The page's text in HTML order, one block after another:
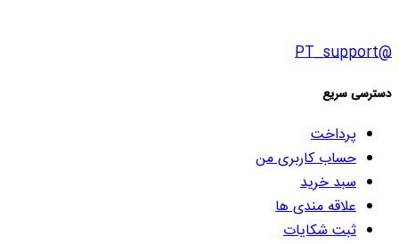
@PT_support
دسترسی سریع
پرداخت
حساب کاربری من
سبد خرید
علاقه مندی ها
ثبت شکایات